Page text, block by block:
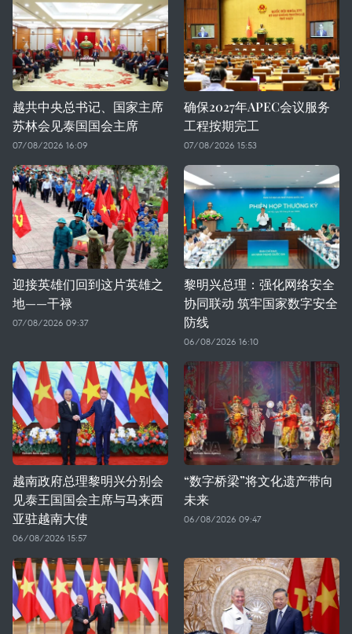
越共中央总书记、国家主席
苏林会见泰国国会主席
07/08/2026 16:09
确保2027年APEC会议服务
工程按期完工
07/08/2026 15:53
迎接英雄们回到这片英雄之
地——干禄
07/08/2026 09:37
黎明兴总理：强化网络安全
协同联动 筑牢国家数字安全
防线
06/08/2026 16:10
越南政府总理黎明兴分别会
见泰王国国会主席与马来西
亚驻越南大使
06/08/2026 15:57
“数字桥梁”将文化遗产带向
未来
06/08/2026 09:47